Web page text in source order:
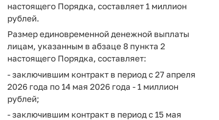
настоящего Порядка, составляет 1 миллион
рублей.
Размер единовременной денежной выплаты
лицам, указанным в абзаце 8 пункта 2
настоящего Порядка, составляет:
- заключившим контракт в период с 27 апреля
2026 года по 14 мая 2026 года - 1 миллион
рублей;
- заключившим контракт в период с 15 мая